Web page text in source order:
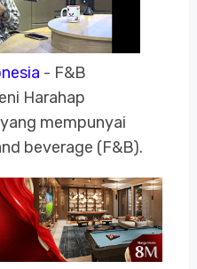
- F&B
Harahap
mempunyai
beverage (F&B).